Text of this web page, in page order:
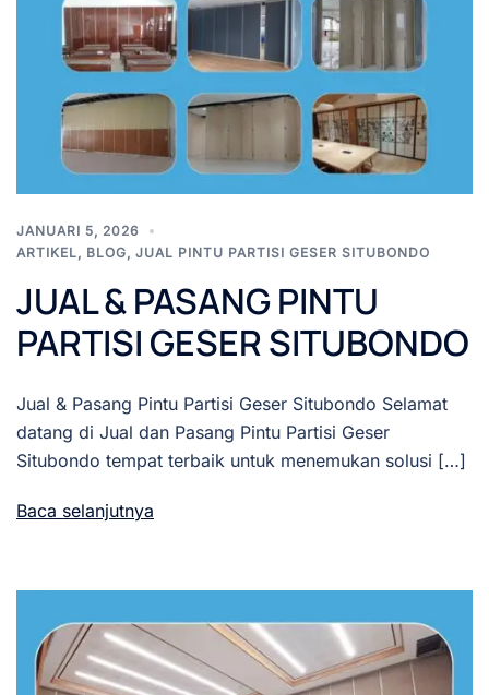
JANUARI 5, 2026
ARTIKEL, BLOG, JUAL PINTU PARTISI GESER SITUBONDO
JUAL & PASANG PINTU
PARTISI GESER SITUBONDO
Jual & Pasang Pintu Partisi Geser Situbondo Selamat
datang di Jual dan Pasang Pintu Partisi Geser
Situbondo tempat terbaik untuk menemukan solusi […]
Baca selanjutnya